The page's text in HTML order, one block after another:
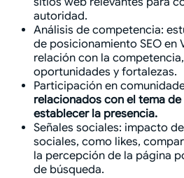
autoridad.
Análisis de competencia:
de posicionamiento SEO en
relación con la
oportunidades y fortalezas.
Participación en
relacionados con el tema
establecer la presencia.
Señales sociales: impacto
sociales, como likes,
la percepción de la página
de búsqueda.